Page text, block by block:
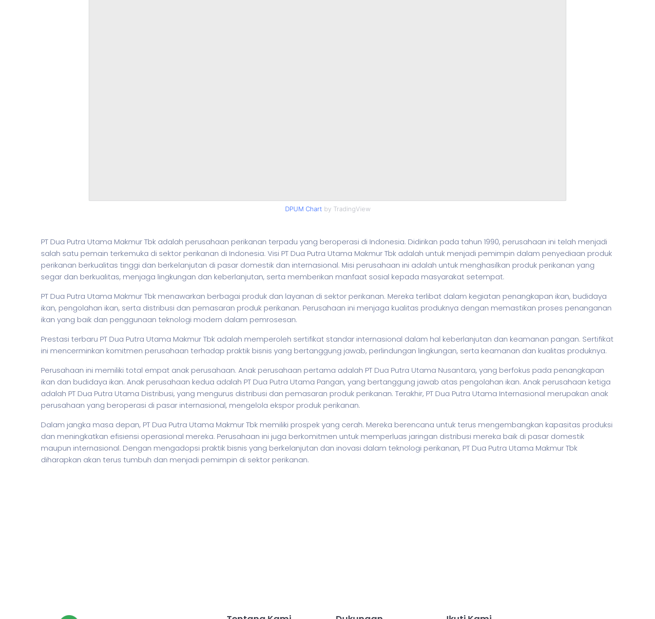
DPUM Chart by TradingView
PT Dua Putra Utama Makmur Tbk adalah perusahaan perikanan terpadu yang beroperasi di Indonesia. Didirikan pada tahun 1990, perusahaan ini telah menjadi
salah satu pemain terkemuka di sektor perikanan di Indonesia. Visi PT Dua Putra Utama Makmur Tbk adalah untuk menjadi pemimpin dalam penyediaan produk
perikanan berkualitas tinggi dan berkelanjutan di pasar domestik dan internasional. Misi perusahaan ini adalah untuk menghasilkan produk perikanan yang
segar dan berkualitas, menjaga lingkungan dan keberlanjutan, serta memberikan manfaat sosial kepada masyarakat setempat.
PT Dua Putra Utama Makmur Tbk menawarkan berbagai produk dan layanan di sektor perikanan. Mereka terlibat dalam kegiatan penangkapan ikan, budidaya
ikan, pengolahan ikan, serta distribusi dan pemasaran produk perikanan. Perusahaan ini menjaga kualitas produknya dengan memastikan proses penanganan
ikan yang baik dan penggunaan teknologi modern dalam pemrosesan.
Prestasi terbaru PT Dua Putra Utama Makmur Tbk adalah memperoleh sertifikat standar internasional dalam hal keberlanjutan dan keamanan pangan. Sertifikat
ini mencerminkan komitmen perusahaan terhadap praktik bisnis yang bertanggung jawab, perlindungan lingkungan, serta keamanan dan kualitas produknya.
Perusahaan ini memiliki total empat anak perusahaan. Anak perusahaan pertama adalah PT Dua Putra Utama Nusantara, yang berfokus pada penangkapan
ikan dan budidaya ikan. Anak perusahaan kedua adalah PT Dua Putra Utama Pangan, yang bertanggung jawab atas pengolahan ikan. Anak perusahaan ketiga
adalah PT Dua Putra Utama Distribusi, yang mengurus distribusi dan pemasaran produk perikanan. Terakhir, PT Dua Putra Utama Internasional merupakan anak
perusahaan yang beroperasi di pasar internasional, mengelola ekspor produk perikanan.
Dalam jangka masa depan, PT Dua Putra Utama Makmur Tbk memiliki prospek yang cerah. Mereka berencana untuk terus mengembangkan kapasitas produksi
dan meningkatkan efisiensi operasional mereka. Perusahaan ini juga berkomitmen untuk memperluas jaringan distribusi mereka baik di pasar domestik
maupun internasional. Dengan mengadopsi praktik bisnis yang berkelanjutan dan inovasi dalam teknologi perikanan, PT Dua Putra Utama Makmur Tbk
diharapkan akan terus tumbuh dan menjadi pemimpin di sektor perikanan.